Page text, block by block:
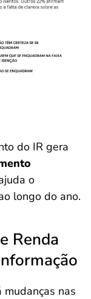
do IR gera
o
longo do ano.
Renda
nas